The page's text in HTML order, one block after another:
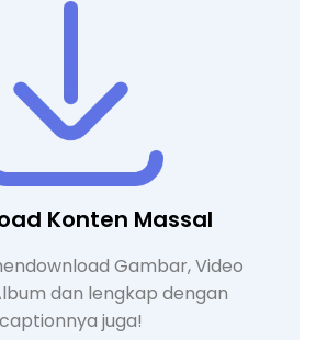
Konten Massal
Gambar, Video
dan lengkap dengan
captionnya juga!